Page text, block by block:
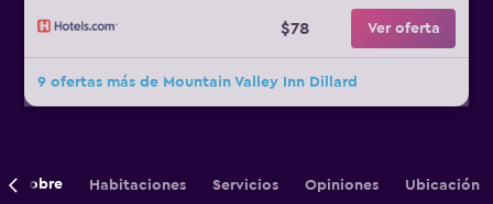
$78 Ver oferta
9 ofertas más de Mountain Valley Inn Dillard
Sobre Habitaciones Servicios Opiniones Ubicación